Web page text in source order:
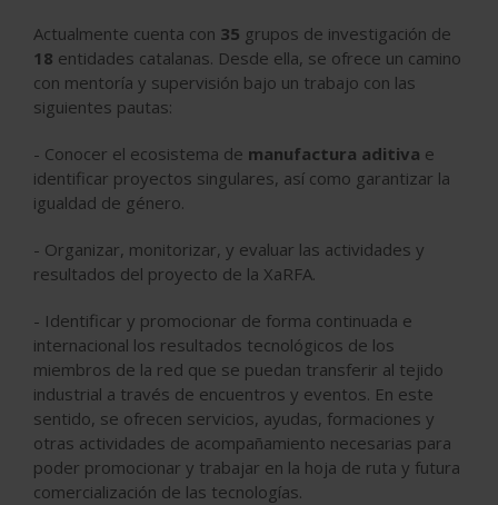
Actualmente cuenta con 35 grupos de investigación de
18 entidades catalanas. Desde ella, se ofrece un camino
con mentoría y supervisión bajo un trabajo con las
siguientes pautas:
- Conocer el ecosistema de manufactura aditiva e
identificar proyectos singulares, así como garantizar la
igualdad de género.
- Organizar, monitorizar, y evaluar las actividades y
resultados del proyecto de la XaRFA.
- Identificar y promocionar de forma continuada e
internacional los resultados tecnológicos de los
miembros de la red que se puedan transferir al tejido
industrial a través de encuentros y eventos. En este
sentido, se ofrecen servicios, ayudas, formaciones y
otras actividades de acompañamiento necesarias para
poder promocionar y trabajar en la hoja de ruta y futura
comercialización de las tecnologías.